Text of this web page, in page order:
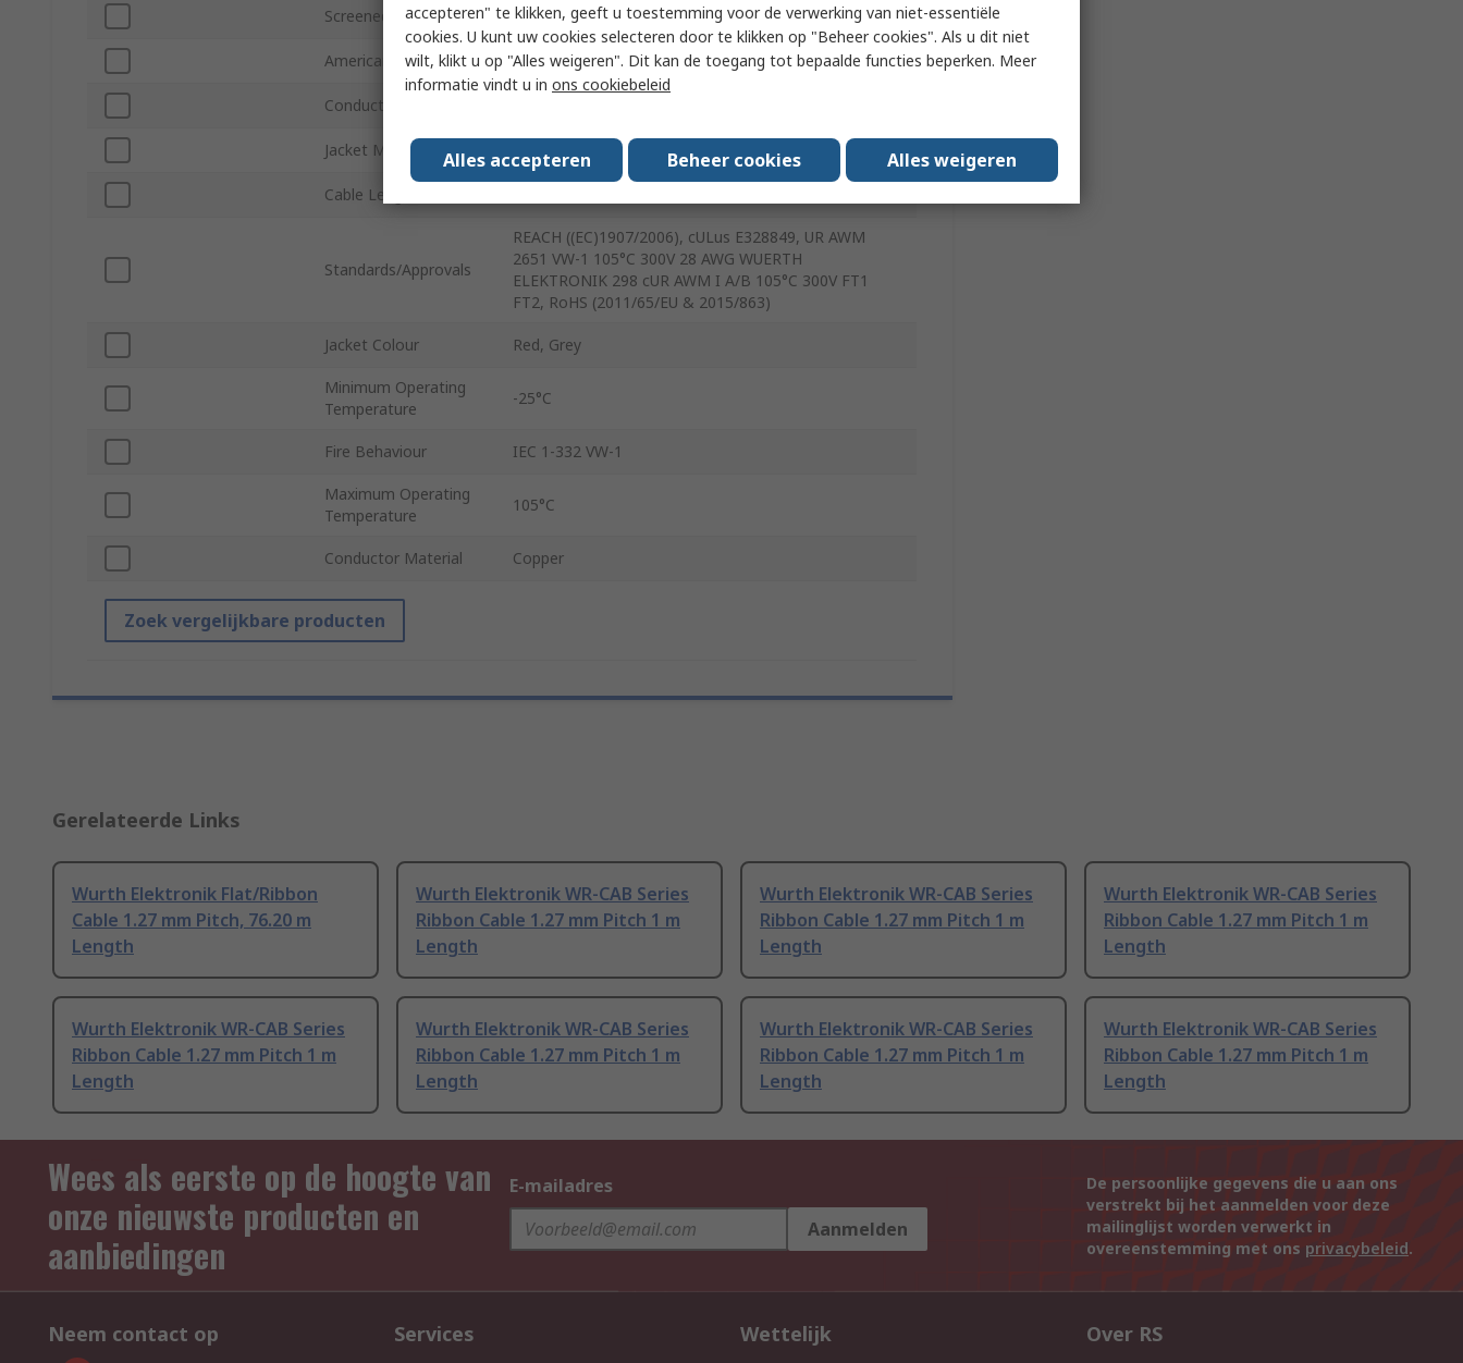
Screened/Unscreened Unscreened
American Wire Gauge 28AWG
Conductor Type
Jacket Material Polyvinyl Chloride
Cable Length
Standards/Approvals
REACH ((EC)1907/2006), cULus E328849, UR AWM
2651 VW-1 105°C 300V 28 AWG WUERTH
ELEKTRONIK 298 cUR AWM I A/B 105°C 300V FT1
FT2, RoHS (2011/65/EU & 2015/863)
Jacket Colour Red, Grey
Minimum Operating
Temperature
-25°C
Fire Behaviour IEC 1-332 VW-1
Maximum Operating
Temperature
105°C
Conductor Material Copper
Zoek vergelijkbare producten
Gerelateerde Links
Wurth Elektronik Flat/Ribbon
Cable 1.27 mm Pitch, 76.20 m
Length
Wurth Elektronik WR-CAB Series
Ribbon Cable 1.27 mm Pitch 1 m
Length
Wurth Elektronik WR-CAB Series
Ribbon Cable 1.27 mm Pitch 1 m
Length
Wurth Elektronik WR-CAB Series
Ribbon Cable 1.27 mm Pitch 1 m
Length
Wurth Elektronik WR-CAB Series
Ribbon Cable 1.27 mm Pitch 1 m
Length
Wurth Elektronik WR-CAB Series
Ribbon Cable 1.27 mm Pitch 1 m
Length
Wurth Elektronik WR-CAB Series
Ribbon Cable 1.27 mm Pitch 1 m
Length
Wurth Elektronik WR-CAB Series
Ribbon Cable 1.27 mm Pitch 1 m
Length
Wees als eerste op de hoogte van
onze nieuwste producten en
aanbiedingen
E-mailadres
Aanmelden
De persoonlijke gegevens die u aan ons
verstrekt bij het aanmelden voor deze
mailinglijst worden verwerkt in
overeenstemming met ons privacybeleid.
Neem contact op Services Wettelijk Over RS
accepteren" te klikken, geeft u toestemming voor de verwerking van niet-essentiële
cookies. U kunt uw cookies selecteren door te klikken op "Beheer cookies". Als u dit niet
wilt, klikt u op "Alles weigeren". Dit kan de toegang tot bepaalde functies beperken. Meer
informatie vindt u in ons cookiebeleid
Alles accepteren Beheer cookies Alles weigeren